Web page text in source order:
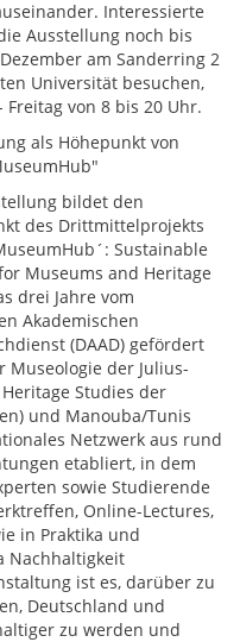
Interessierte
Ausstellung noch bis
am Sanderring 2
Universität besuchen,
Freitag von 8 bis 20 Uhr.
als Höhepunkt von
bildet den
des Drittmittelprojekts
Sustainable
Museums and Heritage
drei Jahre vom
Akademischen
(DAAD) gefördert
Museologie der Julius-
Studies der
und Manouba/Tunis
Netzwerk aus rund
etabliert, in dem
sowie Studierende
Online-Lectures,
in Praktika und
Nachhaltigkeit
ist es, darüber zu
Deutschland und
zu werden und